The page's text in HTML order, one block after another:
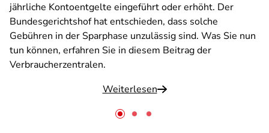
jährliche Kontoentgelte eingeführt oder erhöht. Der
Bundesgerichtshof hat entschieden, dass solche
Gebühren in der Sparphase unzulässig sind. Was Sie nun
tun können, erfahren Sie in diesem Beitrag der
Verbraucherzentralen.
Weiterlesen